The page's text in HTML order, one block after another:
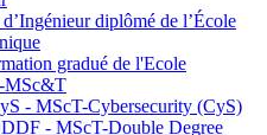
diplômé de l’École
gradué de l'Ecole
MSc&T
- MScT-Cybersecurity (CyS)
- MScT-Double Degree